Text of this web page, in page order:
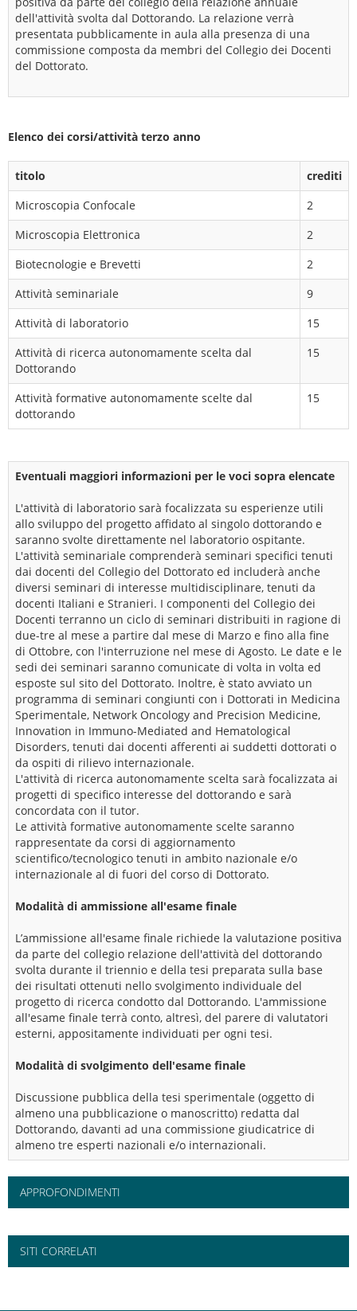
dell'attività svolta dal Dottorando. La relazione verrà
presentata pubblicamente in aula alla presenza di una
commissione composta da membri del Collegio dei Docenti
del Dottorato.
Elenco dei corsi/attività terzo anno
titolo
crediti
Microscopia Confocale
2
Microscopia Elettronica
2
Biotecnologie e Brevetti
2
Attività seminariale
9
Attività di laboratorio
15
Attività di ricerca autonomamente scelta dal
Dottorando
15
Attività formative autonomamente scelte dal
dottorando
15
Eventuali maggiori informazioni per le voci sopra elencate
L'attività di laboratorio sarà focalizzata su esperienze utili
allo sviluppo del progetto affidato al singolo dottorando e
saranno svolte direttamente nel laboratorio ospitante.
L'attività seminariale comprenderà seminari specifici tenuti
dai docenti del Collegio del Dottorato ed includerà anche
diversi seminari di interesse multidisciplinare, tenuti da
docenti Italiani e Stranieri. I componenti del Collegio dei
Docenti terranno un ciclo di seminari distribuiti in ragione di
due-tre al mese a partire dal mese di Marzo e fino alla fine
di Ottobre, con l'interruzione nel mese di Agosto. Le date e le
sedi dei seminari saranno comunicate di volta in volta ed
esposte sul sito del Dottorato. Inoltre, è stato avviato un
programma di seminari congiunti con i Dottorati in Medicina
Sperimentale, Network Oncology and Precision Medicine,
Innovation in Immuno-Mediated and Hematological
Disorders, tenuti dai docenti afferenti ai suddetti dottorati o
da ospiti di rilievo internazionale.
L'attività di ricerca autonomamente scelta sarà focalizzata ai
progetti di specifico interesse del dottorando e sarà
concordata con il tutor.
Le attività formative autonomamente scelte saranno
rappresentate da corsi di aggiornamento
scientifico/tecnologico tenuti in ambito nazionale e/o
internazionale al di fuori del corso di Dottorato.
Modalità di ammissione all'esame finale
L’ammissione all'esame finale richiede la valutazione positiva
da parte del collegio relazione dell'attività del dottorando
svolta durante il triennio e della tesi preparata sulla base
dei risultati ottenuti nello svolgimento individuale del
progetto di ricerca condotto dal Dottorando. L'ammissione
all'esame finale terrà conto, altresì, del parere di valutatori
esterni, appositamente individuati per ogni tesi.
Modalità di svolgimento dell'esame finale
Discussione pubblica della tesi sperimentale (oggetto di
almeno una pubblicazione o manoscritto) redatta dal
Dottorando, davanti ad una commissione giudicatrice di
almeno tre esperti nazionali e/o internazionali.
APPROFONDIMENTI
SITI CORRELATI